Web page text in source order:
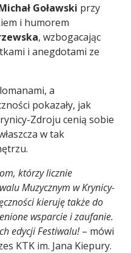
Goławski przy
i humorem
, wzbogacając
i anegdotami ze
a
pokazały, jak
Zdroju cenią sobie
w tak
którzy licznie
Muzycznym w Krynicy-
kieruję także do
wsparcie i zaufanie.
edycji Festiwalu!– mówi
KTK im. Jana Kiepury.